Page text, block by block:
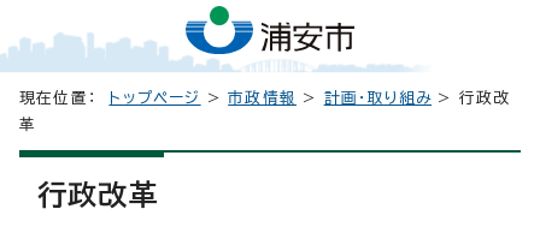
現在位置： トップページ >市政情報 > 計画・取り組み > 行政改
革
行政改革